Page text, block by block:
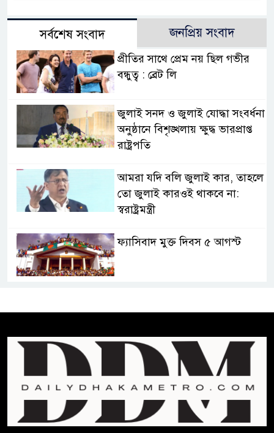
সর্বশেষ সংবাদ জনপ্রিয় সংবাদ
প্রীতির সাথে প্রেম নয় ছিল গভীর
বন্ধুত্ব : ব্রেট লি
জুলাই সনদ ও জুলাই যোদ্ধা সংবর্ধনা
অনুষ্ঠানে বিশৃঙ্খলায় ক্ষুদ্ধ ভারপ্রাপ্ত
রাষ্ট্রপতি
আমরা যদি বলি জুলাই কার, তাহলে
তো জুলাই কারওই থাকবে না:
স্বরাষ্ট্রমন্ত্রী
ফ্যাসিবাদ মুক্ত দিবস ৫ আগস্ট
ব্যবস্থা নিবে সরকার : প্রধানমন্ত্রীর
বাংলাদেশে বিনিয়োগ ও দক্ষ শ্রমিক
নিতে আগ্রহী সৌদি আরব
ব্রাজিলের ফুটবলারকে গুলি করে